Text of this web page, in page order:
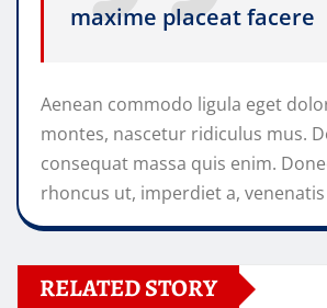
maxime placeat facere
Aenean commodo ligula eget
montes, nascetur ridiculus mus.
consequat massa quis enim.
rhoncus ut, imperdiet a,
RELATED STORY